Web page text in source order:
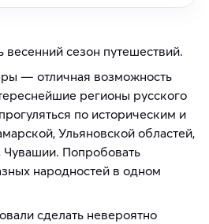
сезон путешествий.
— отличная возможность
регионы русского
по историческим и
Ульяновской областей,
Чувашии. Попробовать
народностей в одном
сделать невероятно